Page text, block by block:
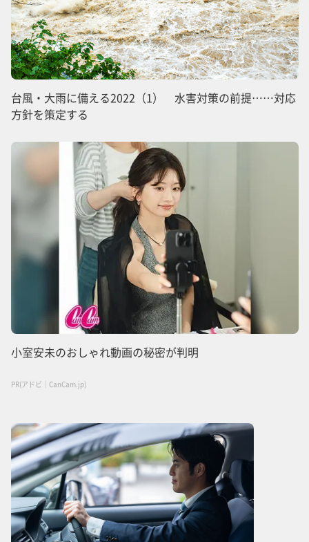
台風・大雨に備える2022（1） 水害対策の前提……対応
方針を策定する
小室安未のおしゃれ動画の秘密が判明
PR(アドビ｜CanCam.jp)